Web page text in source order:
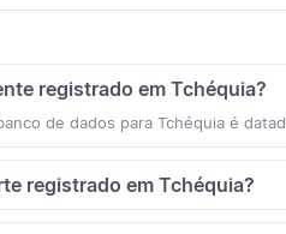
registrado em Tchéquia?
de dados para Tchéquia é
registrado em Tchéquia?